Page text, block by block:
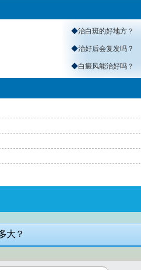
◆治白斑的好地方？
◆治好后会复发吗？
◆白癜风能治好吗？
咨询
大？